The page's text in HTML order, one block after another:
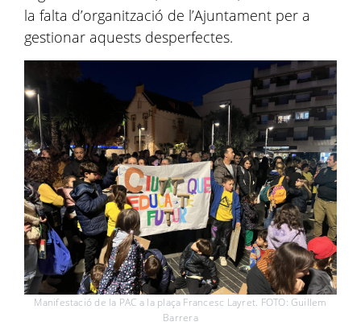
la falta d’organització de l’Ajuntament per a
gestionar aquests desperfectes.
Manifestació de la PAC a la plaça Francesc Layret. FOTO: Guillem
Barrera